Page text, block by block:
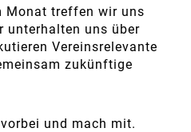
Monat treffen wir uns
unterhalten uns über
Vereinsrelevante
zukünftige
und mach mit.